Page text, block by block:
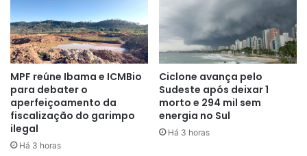
milhões de pessoas, o maior patamar de toda a série
histórica, iniciada em 2012.
“A queda na taxa de desocupação
foi induzida pelo crescimento
MPF reúne Ibama e ICMBio
para debater o
aperfeiçoamento da
fiscalização do garimpo
ilegal
Há 3 horas
Ciclone avança pelo
Sudeste após deixar 1
morto e 294 mil sem
energia no Sul
Há 3 horas